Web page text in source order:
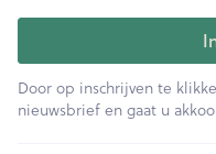
Door op inschrijven te
nieuwsbrief en gaat u